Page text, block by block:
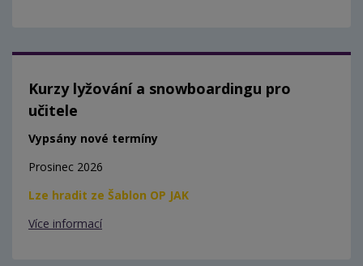
Kurzy lyžování a snowboardingu pro
učitele
Vypsány nové termíny
Prosinec 2026
Lze hradit ze Šablon OP JAK
Více informací